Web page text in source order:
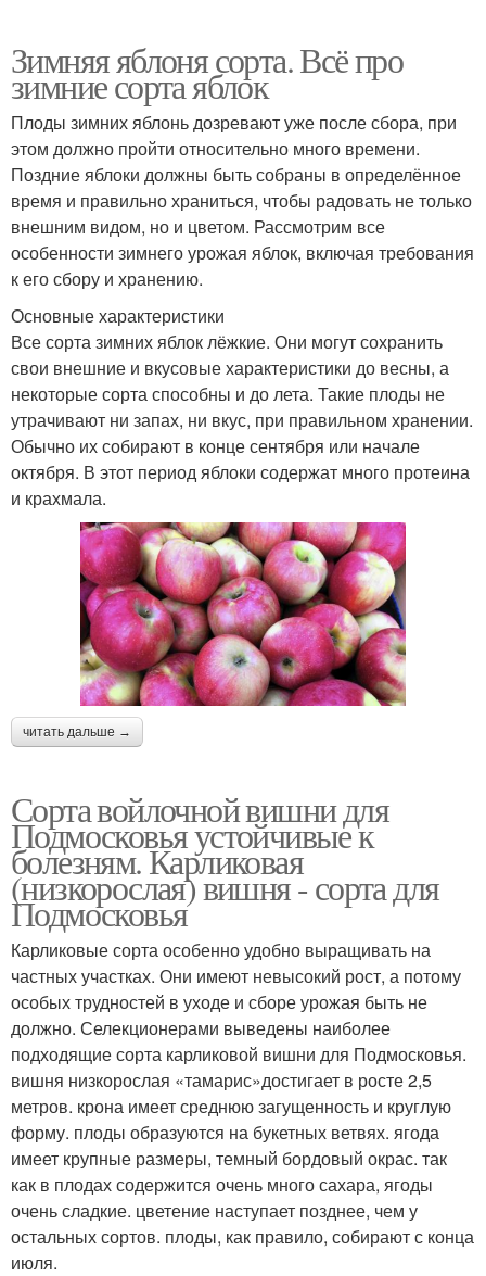
Зимняя яблоня сорта. Всё про
зимние сорта яблок
Плоды зимних яблонь дозревают уже после сбора, при
этом должно пройти относительно много времени.
Поздние яблоки должны быть собраны в определённое
время и правильно храниться, чтобы радовать не только
внешним видом, но и цветом. Рассмотрим все
особенности зимнего урожая яблок, включая требования
к его сбору и хранению.
Основные характеристики
Все сорта зимних яблок лёжкие. Они могут сохранить
свои внешние и вкусовые характеристики до весны, а
некоторые сорта способны и до лета. Такие плоды не
утрачивают ни запах, ни вкус, при правильном хранении.
Обычно их собирают в конце сентября или начале
октября. В этот период яблоки содержат много протеина
и крахмала.
читать дальше →
Сорта войлочной вишни для
Подмосковья устойчивые к
болезням. Карликовая
(низкорослая) вишня - сорта для
Подмосковья
Карликовые сорта особенно удобно выращивать на
частных участках. Они имеют невысокий рост, а потому
особых трудностей в уходе и сборе урожая быть не
должно. Селекционерами выведены наиболее
подходящие сорта карликовой вишни для Подмосковья.
вишня низкорослая «тамарис»достигает в росте 2,5
метров. крона имеет среднюю загущенность и круглую
форму. плоды образуются на букетных ветвях. ягода
имеет крупные размеры, темный бордовый окрас. так
как в плодах содержится очень много сахара, ягоды
очень сладкие. цветение наступает позднее, чем у
остальных сортов. плоды, как правило, собирают с конца
июля.